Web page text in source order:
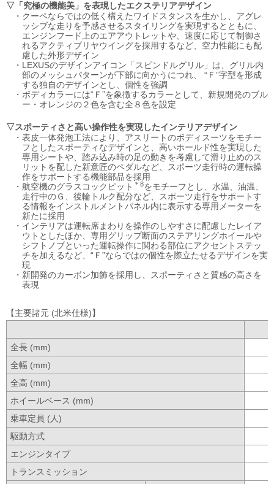
▽「究極の機能美」を表現したエクステリアデザイン
・ クーペならではの低く構えたワイドスタンスを生かし、アグレ
ッシブな走りを予感させるスタイリングを実現するとともに、
エンジンフード上のエアアウトレットや、速度に応じて制御さ
れるアクティブリヤウイングを採用するなど、空力性能にも配
慮した外形デザイン
・ LEXUSのデザインアイコン「スピンドルグリル」は、グリル内
部のメッシュパターンが下部に向かうにつれ、 “Ｆ”字型を形成
する独自のデザインとし、個性を強調
・ ボディカラーには“Ｆ”を象徴するカラーとして、新規開発のブル
ー・オレンジの２色を含む全８色を設定
▽スポーティさと高い操作性を実現したインテリアデザイン
・ 表皮一体発泡工法により、アスリートのボディスーツをモチー
フとしたスポーティなデザインと、高いホールド性を実現した
専用シートや、踏み込み時の足の動きを考慮して滑り止めのス
リットを配した新意匠のペダルなど、スポーツ走行時の運転操
作をサポートする機能部品を採用
・ 航空機のグラスコックピット ＊8をモチーフとし、水温、油温、
走行中のＧ、後輪トルク配分など、スポーツ走行をサポートす
る情報をインストルメントパネル内に表示する専用メーターを
新たに採用
・ インテリアは運転席まわりを操作のしやすさに配慮したレイア
ウトとしたほか、専用グリップ断面のステアリングホイールや
シフトノブといった運転操作に関わる部位にアクセントステッ
チを加えるなど、“Ｆ”ならではの個性を際立たせるデザインを実
現
・ 新開発のカーボン加飾を採用し、スポーティさと質感の高さを
表現
【主要諸元 (北米仕様)】
全長 (mm)
全幅 (mm)
全高 (mm)
ホイールベース (mm)
乗車定員 (人)
駆動方式
エンジンタイプ
トランスミッション